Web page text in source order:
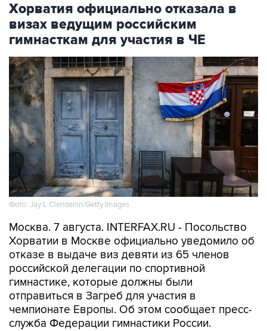
Хорватия официально отказала в
визах ведущим российским
гимнасткам для участия в ЧЕ
Фото: Jay L Clendenin/Getty Images
Москва. 7 августа. INTERFAX.RU - Посольство
Хорватии в Москве официально уведомило об
отказе в выдаче виз девяти из 65 членов
российской делегации по спортивной
гимнастике, которые должны были
отправиться в Загреб для участия в
чемпионате Европы. Об этом сообщает пресс-
служба Федерации гимнастики России.